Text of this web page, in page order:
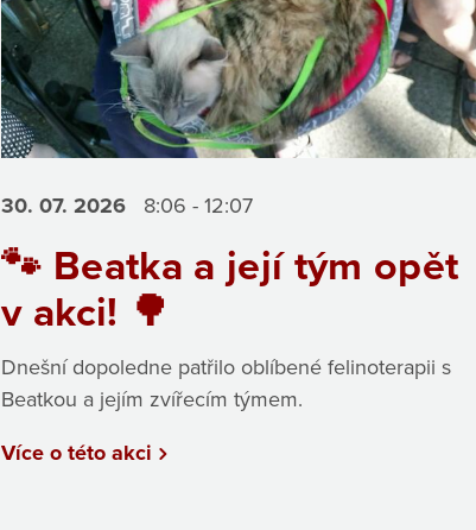
30. 07.2026 8:06 - 12:07
🐾 Beatka a její tým opět
v akci! 🌳
Dnešní dopoledne patřilo oblíbené felinoterapii s
Beatkou a jejím zvířecím týmem.
Více o této akci